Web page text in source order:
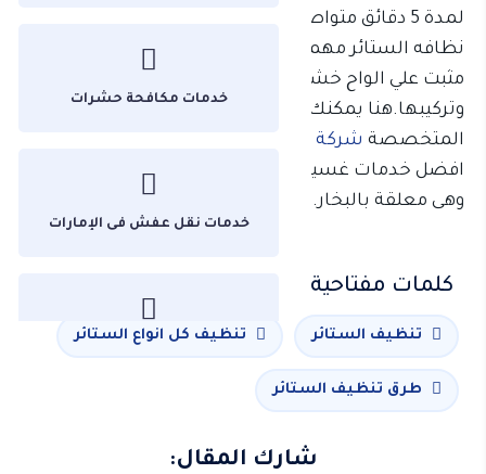
لمدة 5 دقائق متواصلة، ثم أزيلي الرغوة بإسفنجة جافة.
نظافه الستائر مهمة صعبة لان البعض منها يكون
مثبت علي الواح خشبية في الحائط يصعب عليكي فكها
وتركيبها.هنا يمكنك الاستعانة باحدى الشركات
المتخصصة شركة تنظيف كنب فى العين
افضل خدمات غسيل وتعطير الستائر فى إمارة ابوظبى
وهى معلقة بالبخار.
كلمات مفتاحية :
تنظيف الستائر تنظيف كل انواع الستائر
طرق تنظيف الستائر
شارك المقال:
خدمات مكافحة حشرات
خدمات نقل عفش فى الإمارات
غير مصنف